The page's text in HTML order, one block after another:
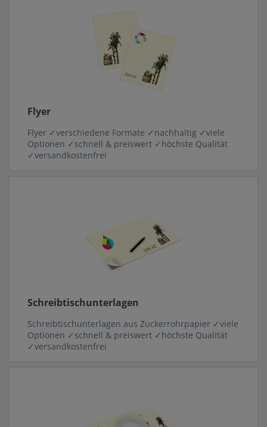
Flyer
Flyer ✓verschiedene Formate ✓nachhaltig ✓viele
Optionen ✓schnell & preiswert ✓höchste Qualität
✓versandkostenfrei
Schreibtischunterlagen
Schreibtischunterlagen aus Zuckerrohrpapier ✓viele
Optionen ✓schnell & preiswert ✓höchste Qualität
✓versandkostenfrei